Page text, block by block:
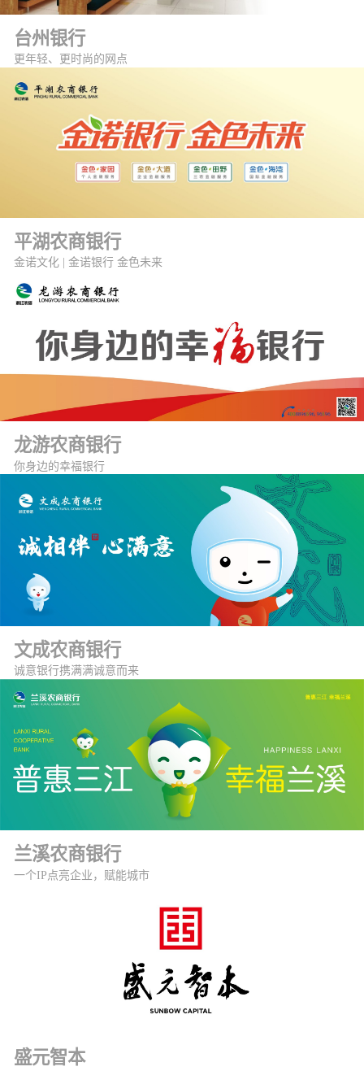
台州银行
更年轻、更时尚的网点
平湖农商银行
金诺文化 | 金诺银行 金色未来
龙游农商银行
你身边的幸福银行
文成农商银行
诚意银行携满满诚意而来
兰溪农商银行
一个IP点亮企业，赋能城市
盛元智本